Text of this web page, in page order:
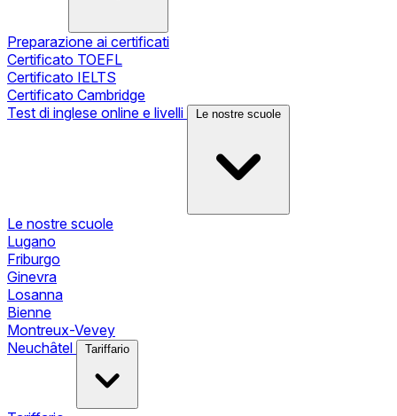
Preparazione ai certificati
Certificato TOEFL
Certificato IELTS
Certificato Cambridge
Test di inglese online e livelli
Le nostre scuole
Le nostre scuole
Lugano
Friburgo
Ginevra
Losanna
Bienne
Montreux-Vevey
Neuchâtel
Tariffario